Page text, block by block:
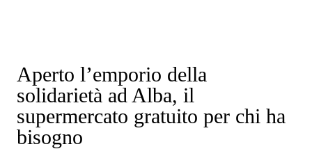
Aperto l’emporio della
solidarietà ad Alba, il
supermercato gratuito per chi ha
bisogno